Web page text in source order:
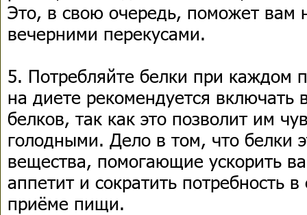
Это, в свою очередь, поможет вам
вечерними перекусами.
5. Потребляйте белки при
на диете рекомендуется включать
белков, так как это позволит им
голодными. Дело в том, что белки
вещества, помогающие ускорить
аппетит и сократить потребность
приёме пищи.